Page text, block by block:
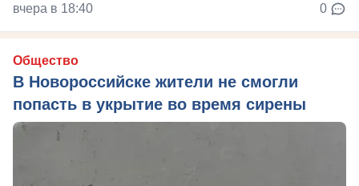
вчера в 18:40 0
Общество
В Новороссийске жители не смогли
попасть в укрытие во время сирены